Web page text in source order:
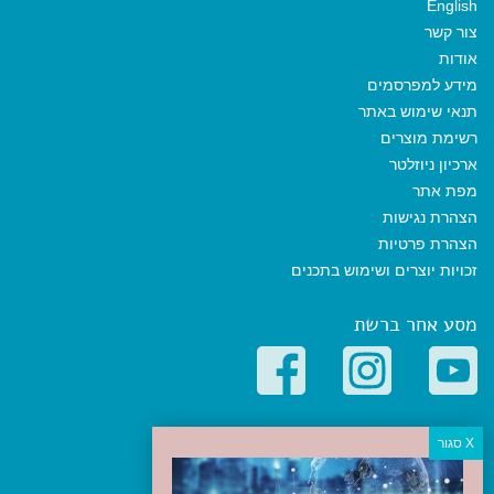
English
צור קשר
אודות
מידע למפרסמים
תנאי שימוש באתר
רשימת מוצרים
ארכיון ניוזלטר
מפת אתר
הצהרת נגישות
הצהרת פרטיות
זכויות יוצרים ושימוש בתכנים
מסע אחר ברשת
קטגוריות פופולריות
יעדים